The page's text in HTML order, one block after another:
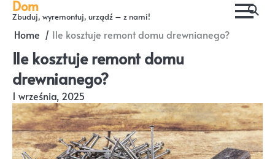
Skip
content
Dom
Zbuduj, wyremontuj, urządź – z nami!
Home Ile kosztuje remont domu drewnianego?
Ile kosztuje remont domu
drewnianego?
1 września, 2025